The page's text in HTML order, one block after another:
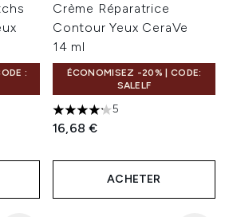
:
de 5
Crème Réparatrice
Contour Yeux CeraVe
14 ml
ÉCONOMISEZ -20% | CODE:
SALELF
4.2 étoiles sur un maximum
5
16,68 €
ACHETER